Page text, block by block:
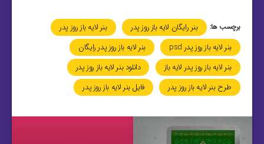
برچسب ها: بنر رایگان لایه باز روز پدر
بنر لایه باز روز پدر
بنر لایه باز روز پدر psd
بنر لایه باز روز پدر رایگان
بنر لایه باز روز پدر لایه باز
دانلود بنر لایه باز روز پدر
طرح بنر لایه باز روز پدر
فایل بنر لایه باز روز پدر